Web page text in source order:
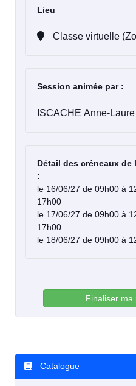
Lieu
Classe virtuelle
Session animée par :
ISCACHE Anne-Laure
Détail des créneaux
:
le 16/06/27 de 09h00 à
17h00
le 17/06/27 de 09h00 à
17h00
le 18/06/27 de 09h00 à
Finaliser ma
Catalogue